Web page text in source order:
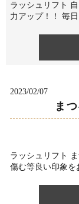
ラッシュリフト
力アップ！！⁡⁡ 毎
2023/02/07
ま
ラッシュリフト
傷む等良い印象